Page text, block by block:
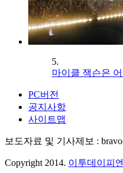
5.
마이클 잭슨은
PC버전
공지사항
사이트맵
보도자료 및 기사제보 :
Copyright 2014. 이투데이피